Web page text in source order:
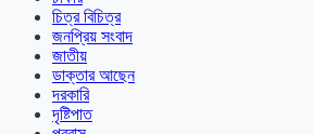
চিত্র বিচিত্র
জনপ্রিয় সংবাদ
জাতীয়
ডাক্তার আছেন
দরকারি
দৃষ্টিপাত